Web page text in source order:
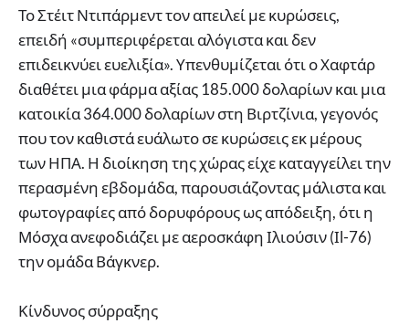
Το Στέιτ Ντιπάρμεντ τον απειλεί με κυρώσεις,
επειδή «συμπεριφέρεται αλόγιστα και δεν
επιδεικνύει ευελιξία». Υπενθυμίζεται ότι ο Χαφτάρ
διαθέτει μια φάρμα αξίας 185.000 δολαρίων και μια
κατοικία 364.000 δολαρίων στη Βιρτζίνια, γεγονός
που τον καθιστά ευάλωτο σε κυρώσεις εκ μέρους
των ΗΠΑ. Η διοίκηση της χώρας είχε καταγγείλει την
περασμένη εβδομάδα, παρουσιάζοντας μάλιστα και
φωτογραφίες από δορυφόρους ως απόδειξη, ότι η
Μόσχα ανεφοδιάζει με αεροσκάφη Ιλιούσιν (Ιl-76)
την ομάδα Βάγκνερ.
Κίνδυνος σύρραξης